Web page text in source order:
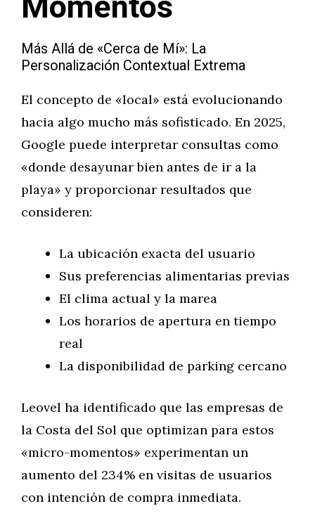
Más Allá de «Cerca de Mí»: La
Personalización Contextual Extrema
El concepto de «local» está evolucionando
hacia algo mucho más sofisticado. En 2025,
Google puede interpretar consultas como
«donde desayunar bien antes de ir a la
playa» y proporcionar resultados que
consideren:
La ubicación exacta del usuario
Sus preferencias alimentarias previas
El clima actual y la marea
Los horarios de apertura en tiempo
real
La disponibilidad de parking cercano
Leovel ha identificado que las empresas de
la Costa del Sol que optimizan para estos
«micro-momentos» experimentan un
aumento del 234% en visitas de usuarios
con intención de compra inmediata.